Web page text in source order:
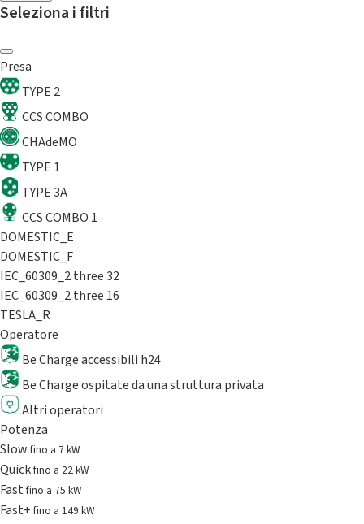
Seleziona i filtri
Presa
TYPE 2
CCS COMBO
CHAdeMO
TYPE 1
TYPE 3A
CCS COMBO 1
DOMESTIC_E
DOMESTIC_F
IEC_60309_2 three 32
IEC_60309_2 three 16
TESLA_R
Operatore
Be Charge accessibili h24
Be Charge ospitate da una struttura privata
Altri operatori
Potenza
Slowfino a 7 kW
Quickfino a 22 kW
Fastfino a 75 kW
Fast+fino a 149 kW